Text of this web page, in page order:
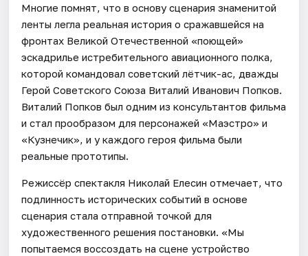
Многие помнят, что в основу сценария знаменитой
ленты легла реальная история о сражавшейся на
фронтах Великой Отечественной «поющей»
эскадрилье истребительного авиационного полка,
которой командовал советский лётчик-ас, дважды
Герой Советского Союза Виталий Иванович Попков.
Виталий Попков был одним из консультантов фильма
и стал прообразом для персонажей «Маэстро» и
«Кузнечик», и у каждого героя фильма были
реальные прототипы.
Режиссёр спектакля Николай Елесин отмечает, что
подлинность исторических событий в основе
сценария стала отправной точкой для
художественного решения постановки. «Мы
попытаемся воссоздать на сцене устройство